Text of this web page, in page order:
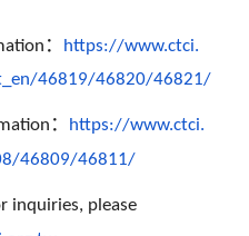
：
https://www.ctci.
46819/46820/46821/
：
https://www.ctci.
46809/46811/
inquiries, please